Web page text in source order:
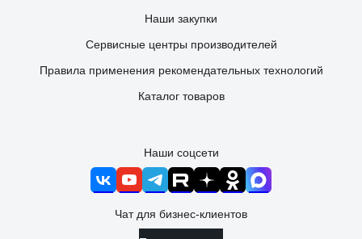
Наши закупки
Сервисные центры производителей
Правила применения рекомендательных технологий
Каталог товаров
Наши соцсети
Чат для бизнес-клиентов